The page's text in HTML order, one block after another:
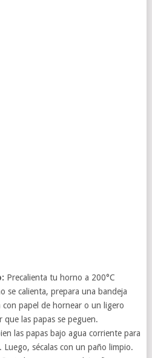
Precalienta tu horno a 200°C
se calienta, prepara una bandeja
papel de hornear o un ligero
que las papas se peguen.
las papas bajo agua corriente para
sécalas con un paño limpio.